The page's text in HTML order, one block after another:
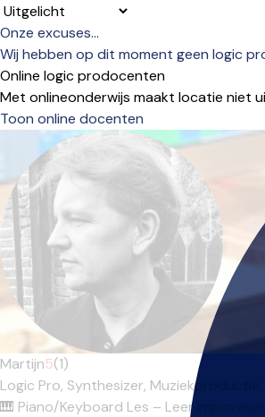
Sorteervolgorde
Onze excuses...
Wij hebben op dit moment geen logic
Online logic prodocenten
Met onlineonderwijs maakt locatie niet
Toon online docenten
Martijn5(1)
Logic Pro, Synthesizer, Muziekproductie,
🎹 Piano/Keyboard Les – Leer